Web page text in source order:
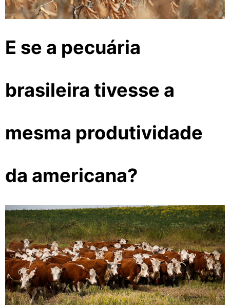
E se a pecuária
brasileira tivesse a
mesma produtividade
da americana?